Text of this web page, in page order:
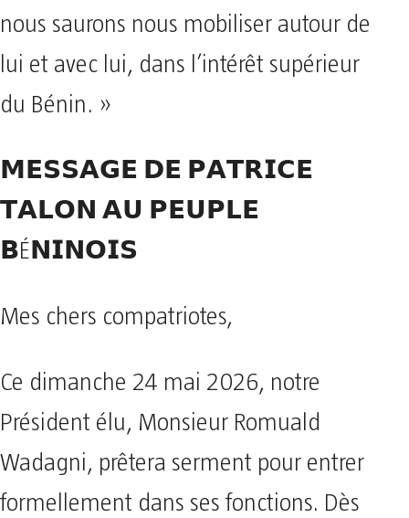
nous saurons nous mobiliser autour de
lui et avec lui, dans l’intérêt supérieur
du Bénin. »
𝗠𝗘𝗦𝗦𝗔𝗚𝗘 𝗗𝗘 𝗣𝗔𝗧𝗥𝗜𝗖𝗘
𝗧𝗔𝗟𝗢𝗡 𝗔𝗨 𝗣𝗘𝗨𝗣𝗟𝗘
𝗕É𝗡𝗜𝗡𝗢𝗜𝗦
Mes chers compatriotes,
Ce dimanche 24 mai 2026, notre
Président élu, Monsieur Romuald
Wadagni, prêtera serment pour entrer
formellement dans ses fonctions. Dès